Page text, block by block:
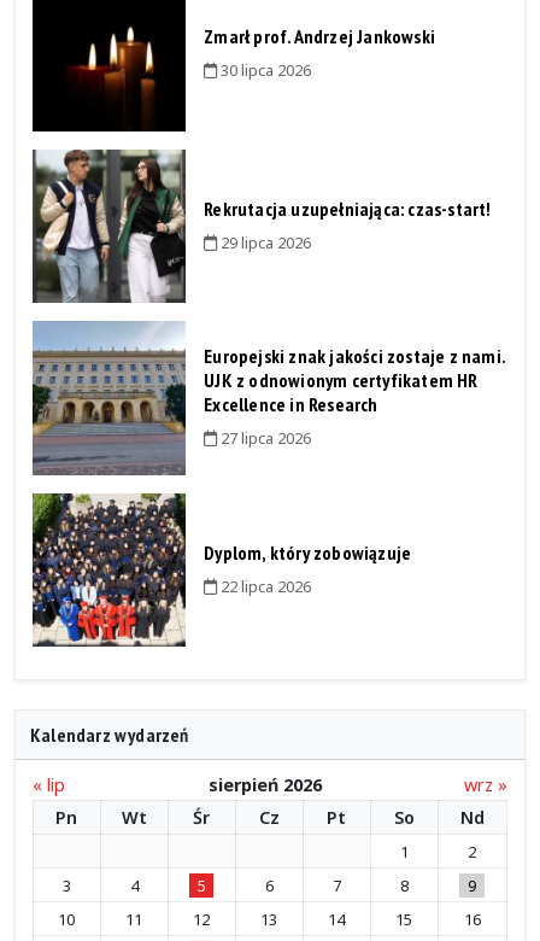
Zmarł prof. Andrzej Jankowski
30 lipca 2026
Rekrutacja uzupełniająca: czas-start!
29 lipca 2026
Europejski znak jakości zostaje z nami.
UJK z odnowionym certyfikatem HR
Excellence in Research
27 lipca 2026
Dyplom, który zobowiązuje
22 lipca 2026
Kalendarz wydarzeń
« lip sierpień 2026
wrz »
Pn
Wt Śr Cz Pt So Nd
1
2
3
4 5 6 7 8
9
10
11 12 13 14 15
16